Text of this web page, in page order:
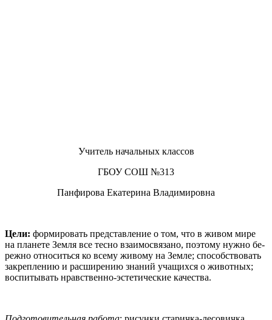
Учитель начальных классов
ГБОУ СОШ №313
Панфирова Екатерина Владимировна
Цели: формировать представление о том, что в живом мире
на планете Земля все тесно взаимосвязано, поэтому нужно бе­
режно относиться ко всему живому на Земле; способствовать
закреплению и расширению знаний учащихся о животных;
вос­питывать нравственно-эстетические качества.